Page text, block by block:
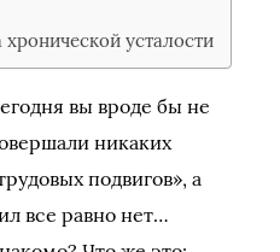
усталости
вы вроде бы не
никаких
подвигов», а
все равно нет…